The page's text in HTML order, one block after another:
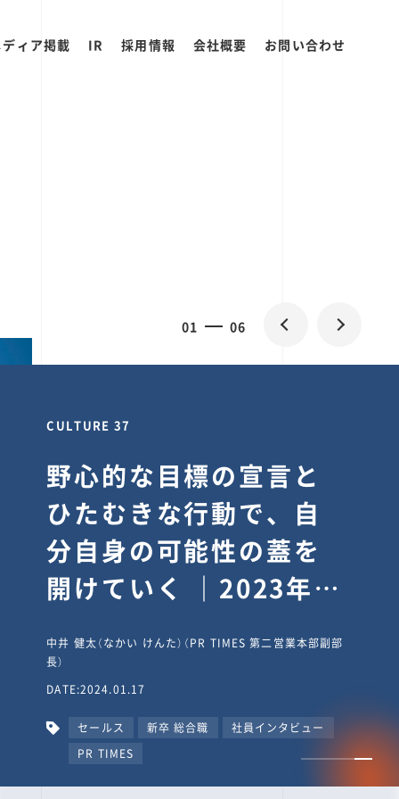
ィア掲載 IR 採用情報 会社概要 お問い合わせ
0 06
CULTURE 30
逆境では自分のスタン
スを変え“予想を裏切
り、期待を超える”【真
輔塾・前編】
山田真輔（やまだ しんすけ）（執行役員 兼 Jooto事業部
長）
DATE:2023.09.08
カルチャー CxO キャリア入社 Jooto